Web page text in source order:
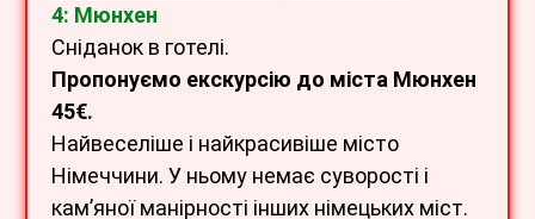
4: Мюнхен
Сніданок в готелі.
Пропонуємо екскурсію до міста Мюнхен
45€.
Найвеселіше і найкрасивіше місто
Німеччини. У ньому немає суворості і
кам’яної манірності інших німецьких міст.